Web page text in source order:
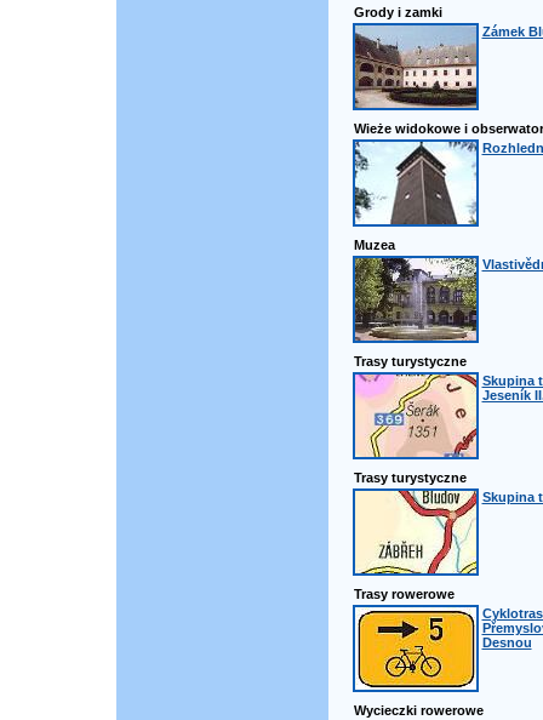
Grody i zamki
Zámek
Wieże widokowe i
Muzea
Trasy turystyczne
Skupina
Jeseník
Trasy turystyczne
Skupina
Trasy rowerowe
Desnou
Wycieczki rowerowe